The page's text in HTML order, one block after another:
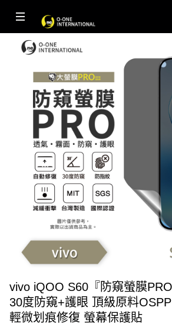
vivo iQOO S60『防窺螢膜
30度防窺+護眼 頂級原料
輕微划痕修復 螢幕保護貼